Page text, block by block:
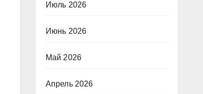
Июль 2026
Июнь 2026
Май 2026
Апрель 2026